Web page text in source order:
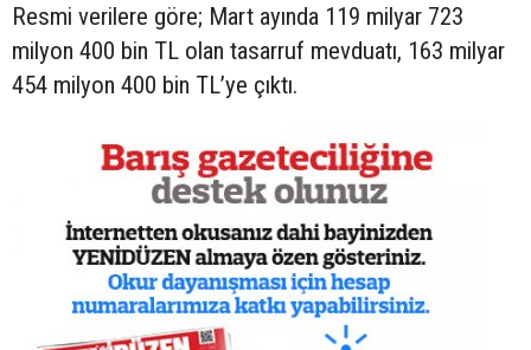
Resmi verilere göre; Mart ayında 119 milyar 723
milyon 400 bin TL olan tasarruf mevduatı, 163 milyar
454 milyon 400 bin TL’ye çıktı.